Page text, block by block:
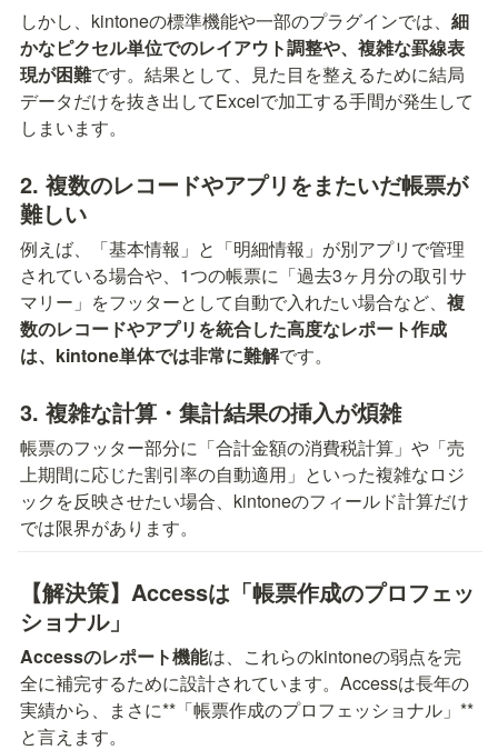
しかし、kintoneの標準機能や一部のプラグインでは、 細
かなピクセル単位でのレイアウト調整や、複雑な罫線表
現が困難です。結果として、見た目を整えるために結局
データだけを抜き出してExcelで加工する手間が発生して
しまいます。
2. 複数のレコードやアプリをまたいだ帳票が
難しい
例えば、「基本情報」と「明細情報」が別アプリで管理
されている場合や、1つの帳票に「過去3ヶ月分の取引サ
マリー」をフッターとして自動で入れたい場合など、 複
数のレコードやアプリを統合した高度なレポート作成
は、kintone単体では非常に難解です。
3. 複雑な計算・集計結果の挿入が煩雑
帳票のフッター部分に「合計金額の消費税計算」や「売
上期間に応じた割引率の自動適用」といった複雑なロジ
ックを反映させたい場合、kintoneのフィールド計算だけ
では限界があります。
【解決策】Accessは「帳票作成のプロフェッ
ショナル」
Accessのレポート機能は、これらのkintoneの弱点を完
全に補完するために設計されています。Accessは長年の
実績から、まさに**「帳票作成のプロフェッショナル」**
と言えます。